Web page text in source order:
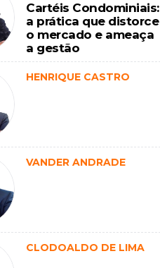
Cartéis Condominiais:
a prática que distorce
o mercado e ameaça
a gestão
transparente
HENRIQUE CASTRO
VANDER ANDRADE
CLODOALDO DE LIMA